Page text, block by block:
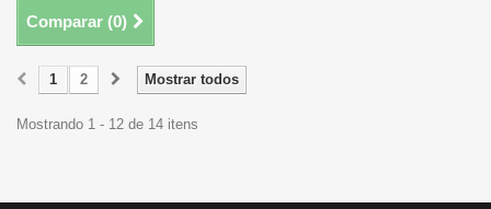
Comparar (0)
Mostrar todos
1 2
Mostrando 1 - 12 de 14 itens